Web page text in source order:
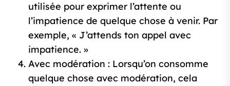
utilisée pour exprimer l’attente ou
l’impatience de quelque chose à venir. Par
exemple, « J’attends ton appel avec
impatience. »
Avec modération : Lorsqu’on consomme
quelque chose avec modération, cela